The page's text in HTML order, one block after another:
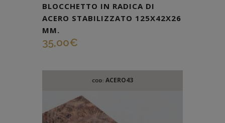
BLOCCHETTO IN RADICA DI
ACERO STABILIZZATO 125X42X26
MM.
35,00€
COD: ACERO43